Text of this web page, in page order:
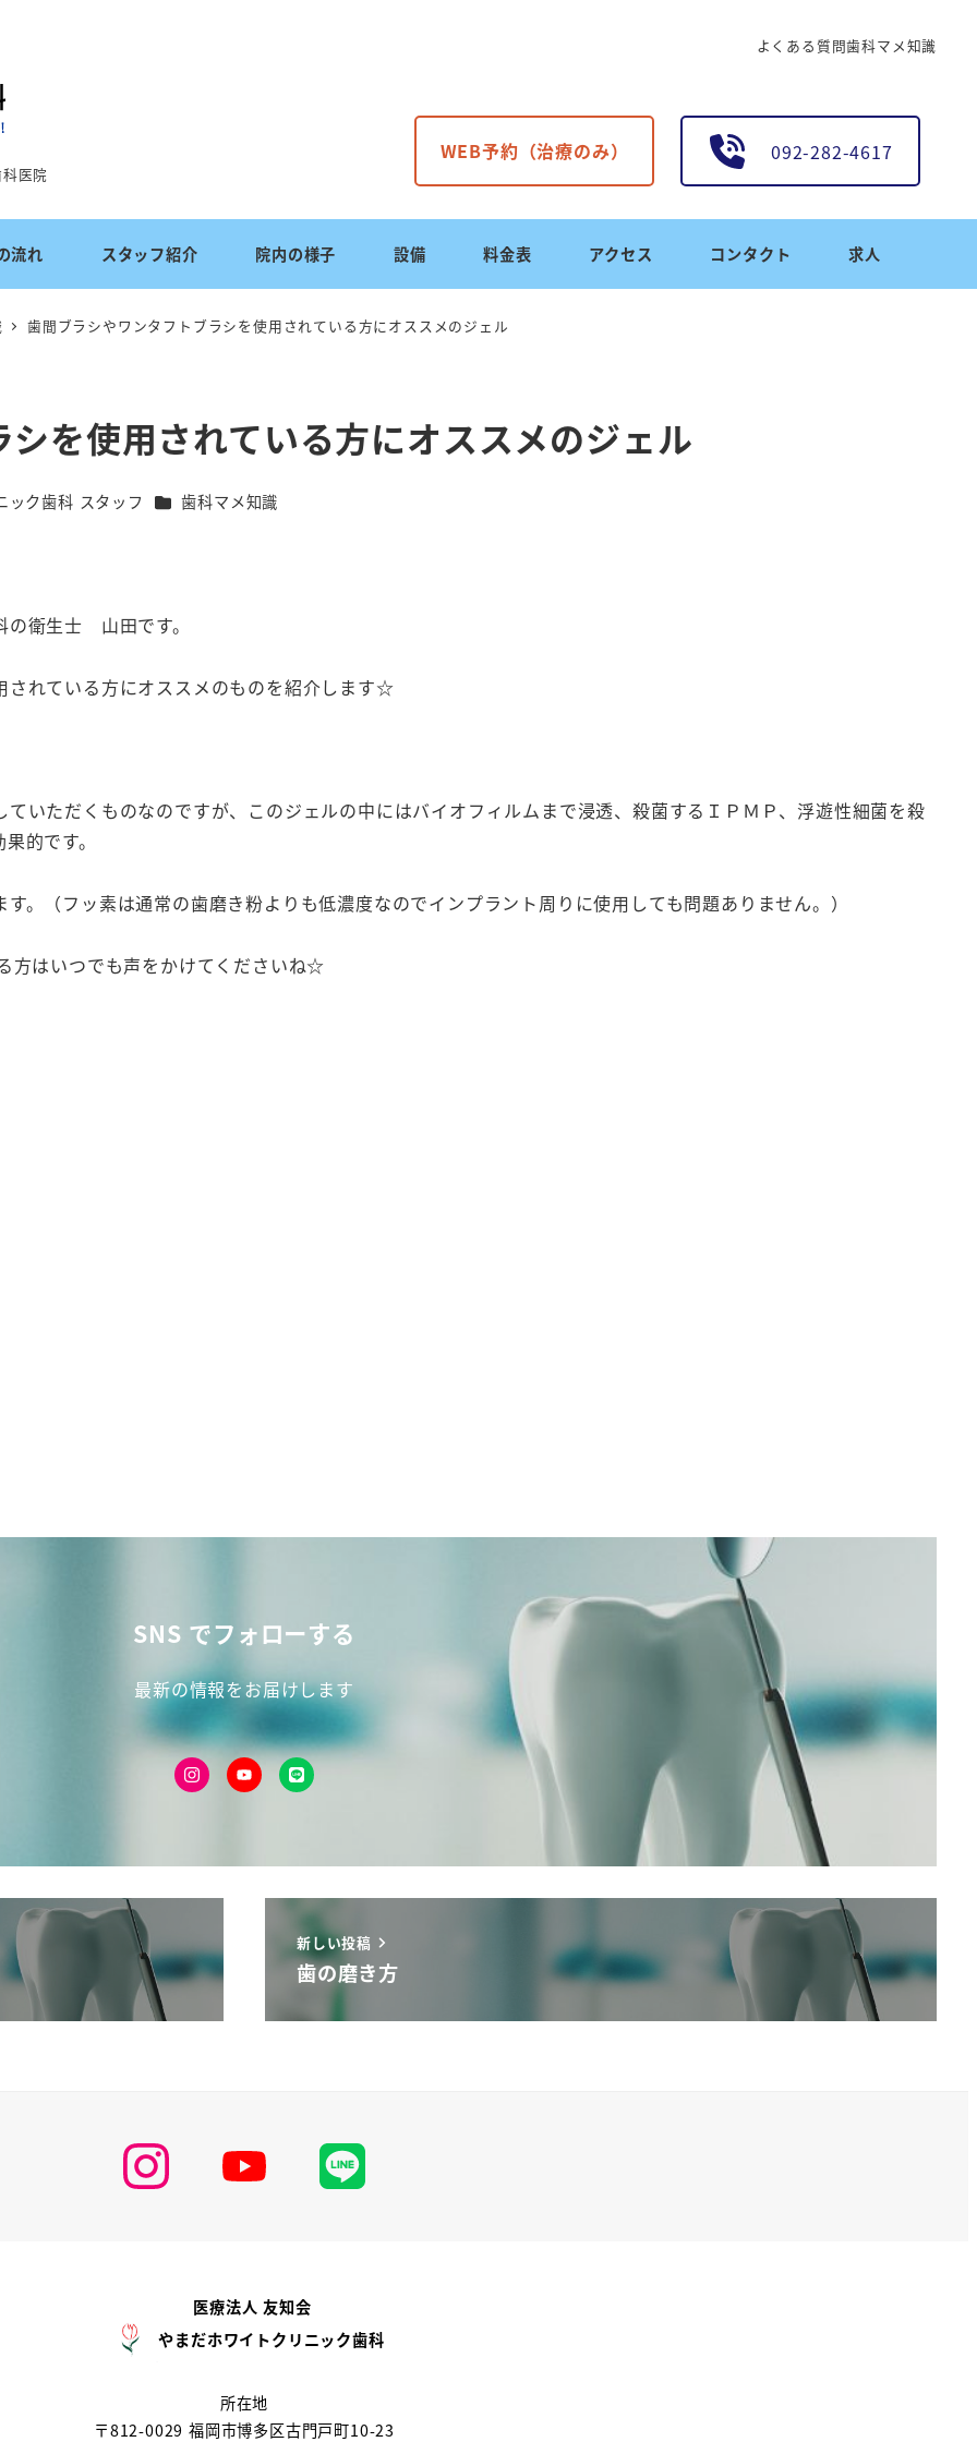
よくある質問歯科マメ知識
医院
WEB予約（治療のみ） 092-282-4617
流れ スタッフ紹介 院内の様子 設備 料金表 アクセス コンタクト 求人
歯間ブラシやワンタフトブラシを使用されている方にオススメのジェル
を使用されている方にオススメのジェル
ック歯科 スタッフ カテゴリー
歯科マメ知識
の衛生士 山田です。
されている方にオススメのものを紹介します☆
いただくものなのですが、このジェルの中にはバイオフィルムまで浸透、殺菌するＩＰＭＰ、浮遊性細菌を殺
的です。
。（フッ素は通常の歯磨き粉よりも低濃度なのでインプラント周りに使用しても問題ありません。）
はいつでも声をかけてくださいね☆
SNS でフォローする
最新の情報をお届けします
新しい投稿
歯の磨き方
医療法人 友知会
やまだホワイトクリニック歯科
所在地
〒812-0029 福岡市博多区古門戸町10-23